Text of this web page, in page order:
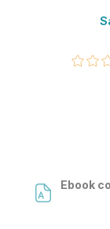
Ebook